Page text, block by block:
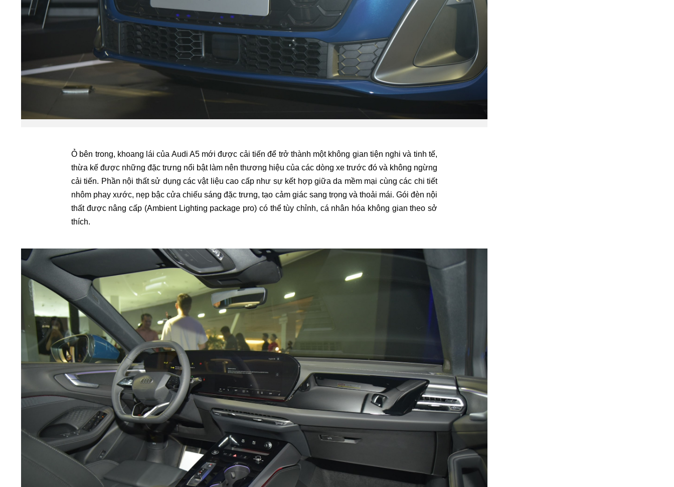
Ỏ bên trong, khoang lái của Audi A5 mới được cải tiến để trở thành một không gian tiện nghi và tinh tế,
thừa kế được những đặc trưng nổi bật làm nên thương hiệu của các dòng xe trước đó và không ngừng
cải tiến. Phần nội thất sử dụng các vật liệu cao cấp như sự kết hợp giữa da mềm mại cùng các chi tiết
nhôm phay xước, nẹp bậc cửa chiếu sáng đặc trưng, tạo cảm giác sang trọng và thoải mái. Gói đèn nội
thất được nâng cấp (Ambient Lighting package pro) có thể tùy chỉnh, cá nhân hóa không gian theo sở
thích.